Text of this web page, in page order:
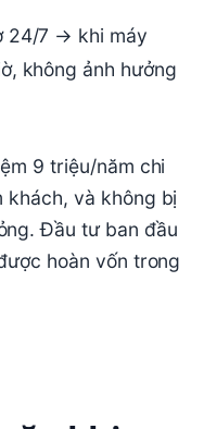
24/7 → khi máy
không ảnh hưởng
9 triệu/năm chi
khách, và không bị
Đầu tư ban đầu
hoàn vốn trong